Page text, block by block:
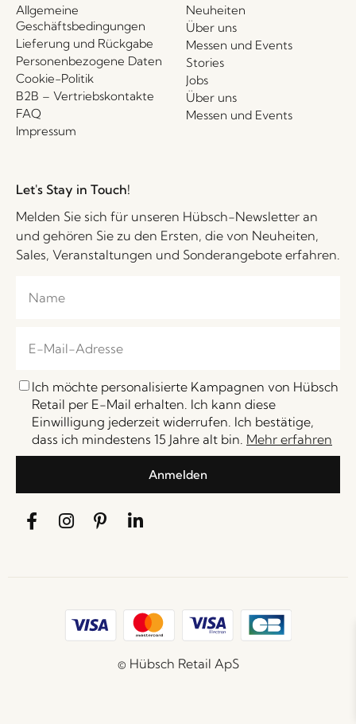
Allgemeine
Geschäftsbedingungen
Lieferung und Rückgabe
Personenbezogene Daten
Cookie-Politik
B2B – Vertriebskontakte
FAQ
Impressum
Neuheiten
Über uns
Messen und Events
Stories
Jobs
Über uns
Messen und Events
Let's Stay in Touch!
Melden Sie sich für unseren Hübsch-Newsletter an
und gehören Sie zu den Ersten, die von Neuheiten,
Sales, Veranstaltungen und Sonderangebote erfahren.
Ich möchte personalisierte Kampagnen von Hübsch
Retail per E-Mail erhalten. Ich kann diese
Einwilligung jederzeit widerrufen. Ich bestätige,
dass ich mindestens 15 Jahre alt bin. Mehr erfahren
Anmelden
© Hübsch Retail ApS